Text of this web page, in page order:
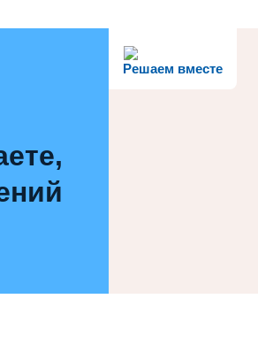
Решаем вместе